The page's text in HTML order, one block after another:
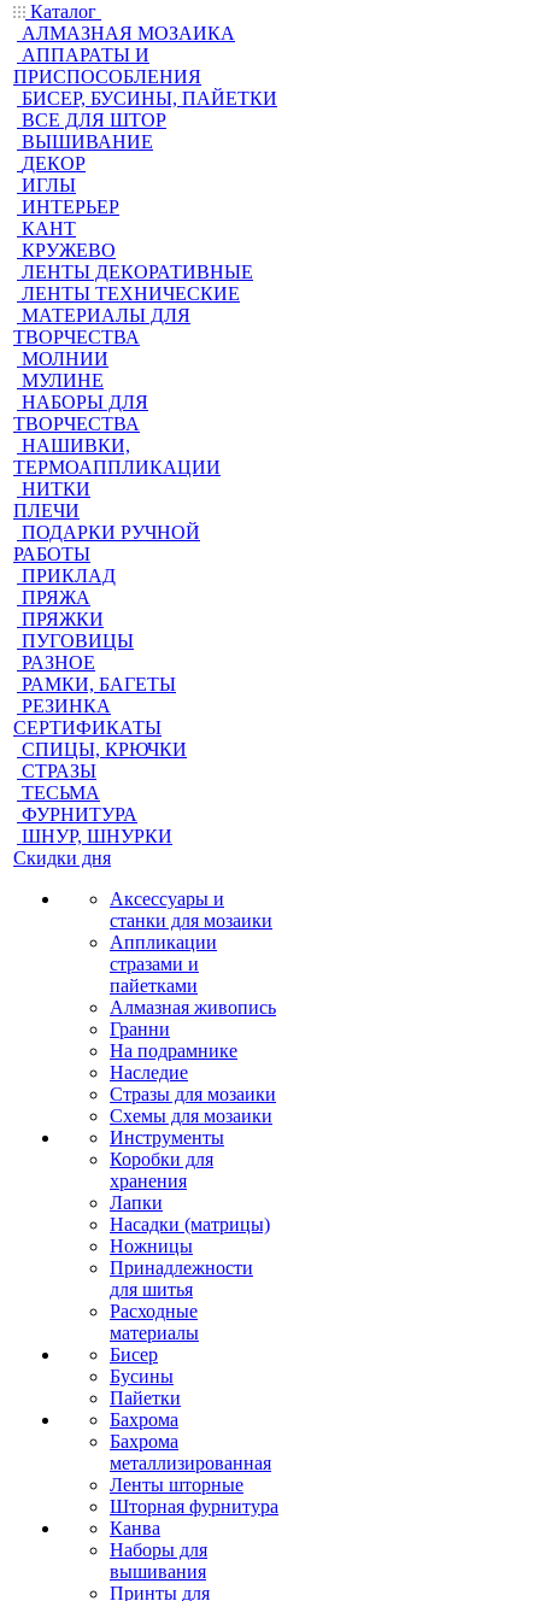
Каталог
АЛМАЗНАЯ МОЗАИКА
АППАРАТЫ И
ПРИСПОСОБЛЕНИЯ
БИСЕР, БУСИНЫ, ПАЙЕТКИ
ВСЕ ДЛЯ ШТОР
ВЫШИВАНИЕ
ДЕКОР
ИГЛЫ
ИНТЕРЬЕР
КАНТ
КРУЖЕВО
ЛЕНТЫ ДЕКОРАТИВНЫЕ
ЛЕНТЫ ТЕХНИЧЕСКИЕ
МАТЕРИАЛЫ ДЛЯ
ТВОРЧЕСТВА
МОЛНИИ
МУЛИНЕ
НАБОРЫ ДЛЯ
ТВОРЧЕСТВА
НАШИВКИ,
ТЕРМОАППЛИКАЦИИ
НИТКИ
ПЛЕЧИ
ПОДАРКИ РУЧНОЙ
РАБОТЫ
ПРИКЛАД
ПРЯЖА
ПРЯЖКИ
ПУГОВИЦЫ
РАЗНОЕ
РАМКИ, БАГЕТЫ
РЕЗИНКА
СЕРТИФИКАТЫ
СПИЦЫ, КРЮЧКИ
СТРАЗЫ
ТЕСЬМА
ФУРНИТУРА
ШНУР, ШНУРКИ
Скидки дня
Аксессуары и
станки для мозаики
Аппликации
стразами и
пайетками
Алмазная живопись
Гранни
На подрамнике
Наследие
Стразы для мозаики
Схемы для мозаики
Инструменты
Коробки для
хранения
Лапки
Насадки (матрицы)
Ножницы
Принадлежности
для шитья
Расходные
материалы
Бисер
Бусины
Пайетки
Бахрома
Бахрома
металлизированная
Ленты шторные
Шторная фурнитура
Канва
Наборы для
вышивания
Принты для